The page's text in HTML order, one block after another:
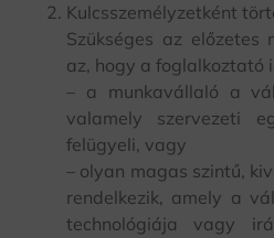
Kulcsszemélyzetként
Szükséges az előzetes
az, hogy a foglalkoztató
– a munkavállaló a
valamely szervezeti
felügyeli, vagy
– olyan magas szintű,
rendelkezik, amely a
technológiája vagy